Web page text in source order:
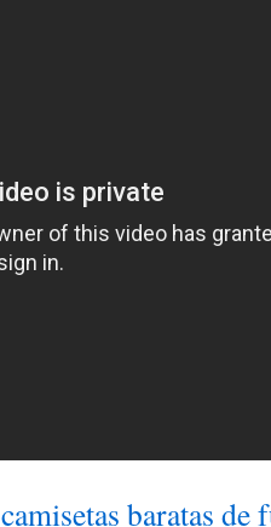
camisetas baratas de